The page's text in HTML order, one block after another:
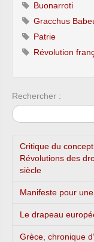
Buonarroti
Gracchus
Patrie
Révolution
Rechercher :
Critique du
Révolutions des
siècle
Manifeste pour
Le drapeau
Grèce, chronique